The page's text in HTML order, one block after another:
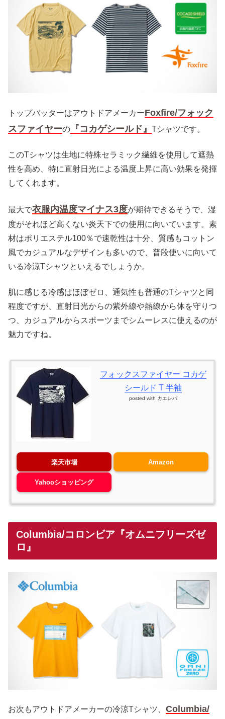
トップバッターはアウトドアメーカーFoxfire/フォック
スファイヤーの 『コカゲシールド』 Tシャツです。
このTシャツは生地に特殊セラミック繊維を使用して遮熱
性を高め、特に直射日光による温度上昇に高い効果を発揮
してくれます。
最大で衣服内温度マイナス3度が期待できるそうで、湿
度がそれほど高くない炎天下での使用に向いています。素
材はポリエステル100％で速乾性は十分、質感もコットン
風でカジュアルなデザインも多いので、普段使いに向いて
いる冷涼Tシャツといえるでしょうか。
肌に感じる冷感はほぼゼロ、通気性も普通のTシャツと同
程度ですが、直射日光からの紫外線や熱線から体を守りつ
つ、カジュアルからスポーツまでシムーレスに使えるのが
魅力ですね。
フォックスファイヤー コカゲ
シールド T 半袖
posted with カエレバ
楽天市場 Amazon
Yahooショッピング
Columbia/コロンビア『オムニフリーズゼ
ロ』
お次もアウトドアメーカーの冷涼Tシャツ、 Columbia/